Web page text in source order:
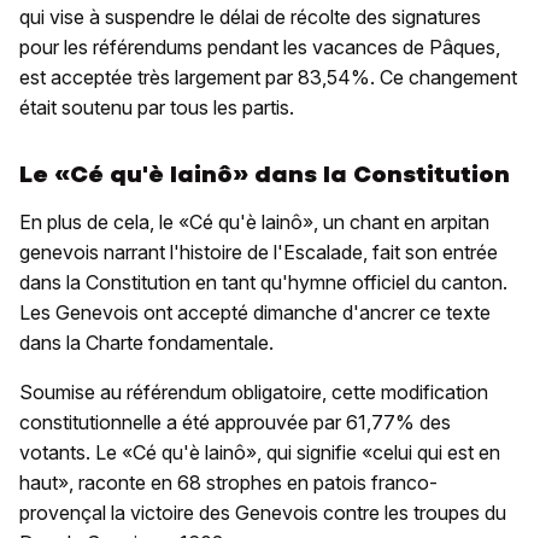
qui vise à suspendre le délai de récolte des signatures
pour les référendums pendant les vacances de Pâques,
est acceptée très largement par 83,54%. Ce changement
était soutenu par tous les partis.
Le «Cé qu'è lainô» dans la Constitution
En plus de cela, le «Cé qu'è lainô», un chant en arpitan
genevois narrant l'histoire de l'Escalade, fait son entrée
dans la Constitution en tant qu'hymne officiel du canton.
Les Genevois ont accepté dimanche d'ancrer ce texte
dans la Charte fondamentale.
Soumise au référendum obligatoire, cette modification
constitutionnelle a été approuvée par 61,77% des
votants. Le «Cé qu'è lainô», qui signifie «celui qui est en
haut», raconte en 68 strophes en patois franco-
provençal la victoire des Genevois contre les troupes du